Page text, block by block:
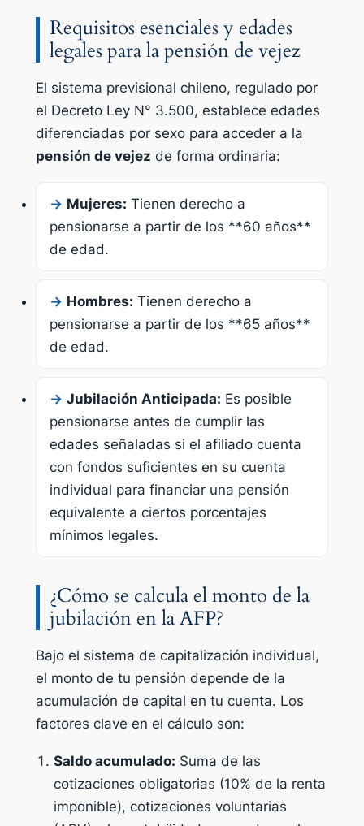
Requisitos esenciales y edades
legales para la pensión de vejez
El sistema previsional chileno, regulado por
el Decreto Ley N° 3.500, establece edades
diferenciadas por sexo para acceder a la
pensión de vejez de forma ordinaria:
→ Mujeres: Tienen derecho a
pensionarse a partir de los **60 años**
de edad.
→ Hombres: Tienen derecho a
pensionarse a partir de los **65 años**
de edad.
→ Jubilación Anticipada: Es posible
pensionarse antes de cumplir las
edades señaladas si el afiliado cuenta
con fondos suficientes en su cuenta
individual para financiar una pensión
equivalente a ciertos porcentajes
mínimos legales.
¿Cómo se calcula el monto de la
jubilación en la AFP?
Bajo el sistema de capitalización individual,
el monto de tu pensión depende de la
acumulación de capital en tu cuenta. Los
factores clave en el cálculo son:
Saldo acumulado: Suma de las
cotizaciones obligatorias (10% de la renta
imponible), cotizaciones voluntarias